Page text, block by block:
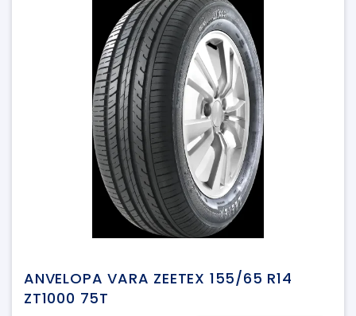
ANVELOPA VARA ZEETEX 155/65 R14
ZT1000 75T